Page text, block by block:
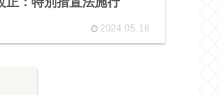
2024.05.18